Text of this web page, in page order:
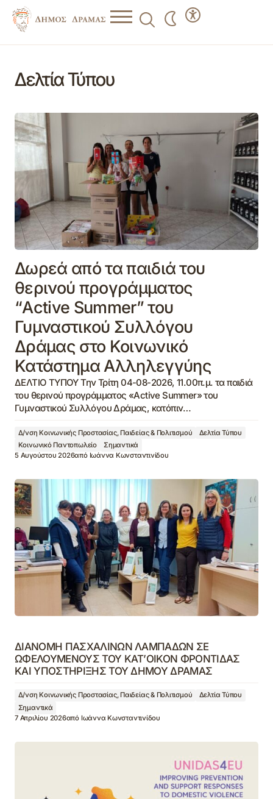
Δελτία Τύπου
Δωρεά από τα παιδιά του
θερινού προγράμματος
“Active Summer” του
Γυμναστικού Συλλόγου
Δράμας στο Κοινωνικό
Κατάστημα Αλληλεγγύης
ΔΕΛΤΙΟ ΤΥΠΟΥ Την Τρίτη 04-08-2026, 11.00π.μ. τα παιδιά
του θερινού προγράμματος «Active Summer» του
Γυμναστικού Συλλόγου Δράμας, κατόπιν…
Δ/νση Κοινωνικής Προστασίας, Παιδείας & Πολιτισμού
Δελτία Τύπου
Κοινωνικό Παντοπωλείο
Σημαντικά
5 Αυγούστου 2026από Ιωάννα Κωνσταντινίδου
ΔΙΑΝΟΜΗ ΠΑΣΧΑΛΙΝΩΝ ΛΑΜΠΑΔΩΝ ΣΕ
ΩΦΕΛΟΥΜΕΝΟΥΣ ΤΟΥ ΚΑΤ’ΟΙΚΟΝ ΦΡΟΝΤΙΔΑΣ
ΚΑΙ ΥΠΟΣΤΗΡΙΞΗΣ ΤΟΥ ΔΗΜΟΥ ΔΡΑΜΑΣ
Δ/νση Κοινωνικής Προστασίας, Παιδείας & Πολιτισμού
Δελτία Τύπου
Σημαντικά
7 Απριλίου 2026από Ιωάννα Κωνσταντινίδου